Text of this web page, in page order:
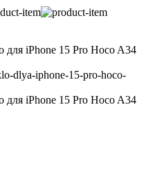
iPhone 15 Pro Hoco A34
dlya-iphone-15-pro-hoco-
iPhone 15 Pro Hoco A34